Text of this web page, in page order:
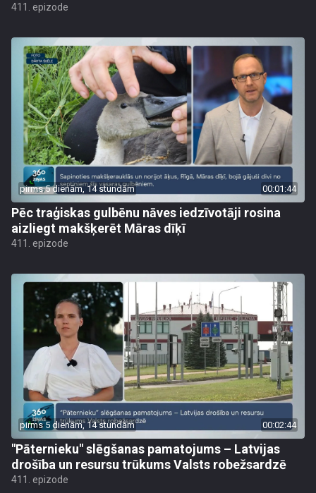
411. epizode
pirms 5 dienām, 14 stundām 00:01:44
Pēc traģiskas gulbēnu nāves iedzīvotāji rosina
aizliegt makšķerēt Māras dīķī
411. epizode
pirms 5 dienām, 14 stundām 00:02:44
"Pāternieku" slēgšanas pamatojums – Latvijas
drošība un resursu trūkums Valsts robežsardzē
411. epizode